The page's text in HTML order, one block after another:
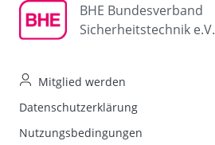
BHE Bundesverband
Sicherheitstechnik e.V.
Mitglied werden
Datenschutzerklärung
Nutzungsbedingungen